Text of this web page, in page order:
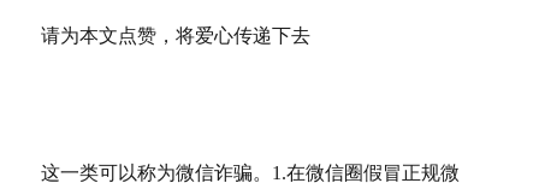
请为本文点赞，将爱心传递下去
这一类可以称为微信诈骗。1.在微信圈假冒正规微